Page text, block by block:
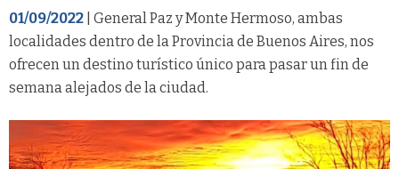
01/09/2022 | General Paz y Monte Hermoso, ambas
localidades dentro de la Provincia de Buenos Aires, nos
ofrecen un destino turístico único para pasar un fin de
semana alejados de la ciudad.